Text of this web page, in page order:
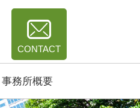
CONTACT
事務所概要